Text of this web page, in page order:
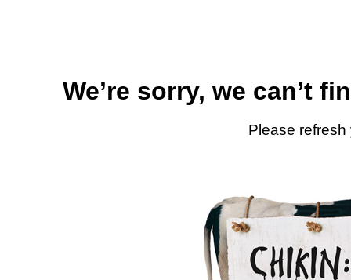
We’re sorry, we can’t
Please refresh